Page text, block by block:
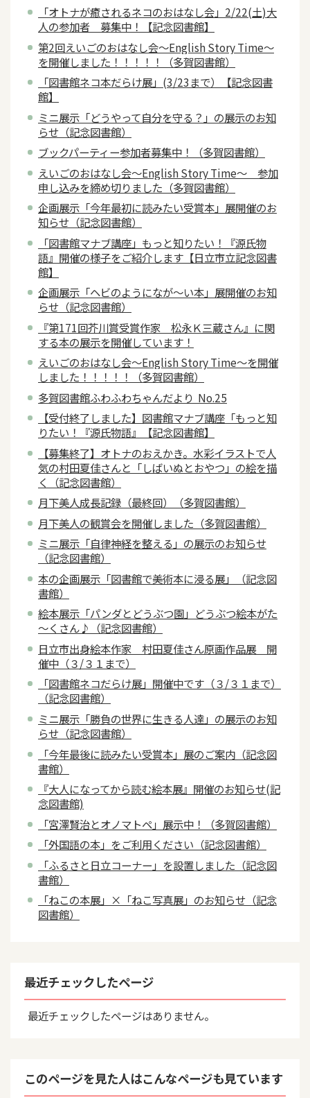
「オトナが癒されるネコのおはなし会」2/22(土)大
人の参加者 募集中！【記念図書館】
第2回えいごのおはなし会～English Story Time～
を開催しました！！！！！（多賀図書館）
「図書館ネコ本だらけ展」(3/23まで）【記念図書
館】
ミニ展示「どうやって自分を守る？」の展示のお知
らせ（記念図書館）
ブックパーティー参加者募集中！（多賀図書館）
えいごのおはなし会～English Story Time～ 参加
申し込みを締め切りました（多賀図書館）
企画展示「今年最初に読みたい受賞本」展開催のお
知らせ（記念図書館）
「図書館マナブ講座」もっと知りたい！『源氏物
語』開催の様子をご紹介します【日立市立記念図書
館】
企画展示「ヘビのようになが～い本」展開催のお知
らせ（記念図書館）
『第171回芥川賞受賞作家 松永Ｋ三蔵さん』に関
する本の展示を開催しています！
えいごのおはなし会～English Story Time～を開催
しました！！！！！（多賀図書館）
多賀図書館ふわふわちゃんだより No.25
【受付終了しました】図書館マナブ講座「もっと知
りたい！『源氏物語』【記念図書館】
【募集終了】オトナのおえかき。水彩イラストで人
気の村田夏佳さんと「しばいぬとおやつ」の絵を描
く（記念図書館）
月下美人成長記録（最終回）（多賀図書館）
月下美人の観賞会を開催しました（多賀図書館）
ミニ展示「自律神経を整える」の展示のお知らせ
（記念図書館）
本の企画展示「図書館で美術本に浸る展」（記念図
書館）
絵本展示「パンダとどうぶつ園」どうぶつ絵本がた
～くさん♪（記念図書館）
日立市出身絵本作家 村田夏佳さん原画作品展 開
催中（３/３１まで）
「図書館ネコだらけ展」開催中です（３/３１まで）
（記念図書館）
ミニ展示「勝負の世界に生きる人達」の展示のお知
らせ（記念図書館）
「今年最後に読みたい受賞本」展のご案内（記念図
書館）
『大人になってから読む絵本展』開催のお知らせ(記
念図書館)
「宮澤賢治とオノマトペ」展示中！（多賀図書館）
「外国語の本」をご利用ください（記念図書館）
「ふるさと日立コーナー」を設置しました（記念図
書館）
「ねこの本展」×「ねこ写真展」のお知らせ（記念
図書館）
最近チェックしたページ
最近チェックしたページはありません。
このページを見た人はこんなページも見ています